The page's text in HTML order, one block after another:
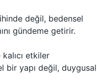
değil, bedensel
gündeme getirir.
etkiler
bir yapı değil, duygusal